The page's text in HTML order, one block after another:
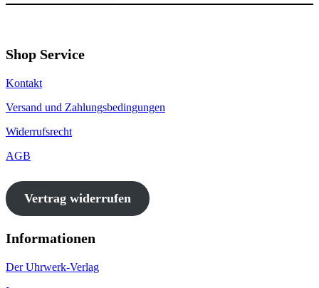
Shop Service
Kontakt
Versand und Zahlungsbedingungen
Widerrufsrecht
AGB
Vertrag widerrufen
Informationen
Der Uhrwerk-Verlag